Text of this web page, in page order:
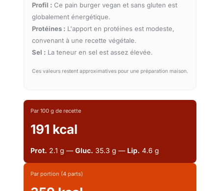
Profil : Ce pain burger vegan et sans gluten est
globalement énergétique.
Protéines : L'apport en protéines est modeste,
convenant à une recette végétale.
Sel : La teneur en sel est assez élevée.
Ces valeurs restent approximatives pour une préparation maison.
Par 100 g de recette
191 kcal
Prot. 2.1 g — Gluc. 35.3 g — Lip. 4.6 g
Par portion (4 parts)